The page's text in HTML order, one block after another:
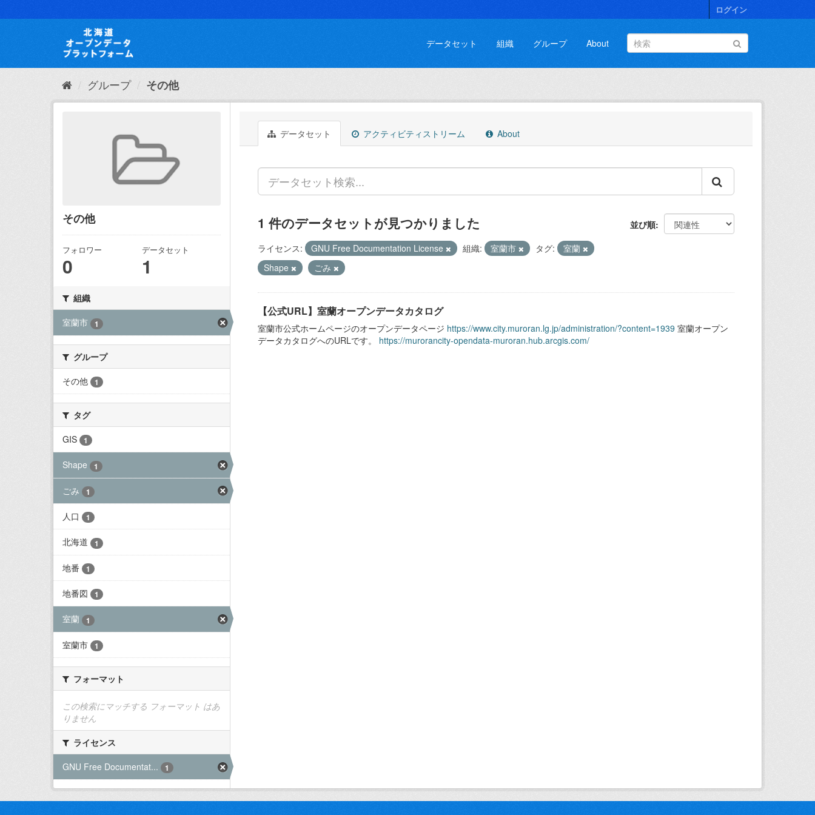
キ
て
ログイン
データセット 組織 グループ About
グループ その他
その他
フォロワー
0
データセット
1
組織
室蘭市
1
グループ
その他
1
タグ
GIS
1
Shape 1
ごみ 1
人口 1
北海道 1
地番 1
地番図 1
室蘭 1
室蘭市 1
フォーマット
この検索にマッチする フォーマット はあ
りません
ライセンス
GNU Free Documentat...
1
データセット アクティビティストリーム About
並び順
1 件のデータセットが見つかりました
ライセンス: GNU Free Documentation License 組織: 室蘭市 タグ:
室蘭
Shape
ごみ
【公式URL】室蘭オープンデータカタログ
室蘭市公式ホームページのオープンデータページ https://www.city.muroran.lg.jp/administration/?content=1939 室蘭オープン
データカタログへのURLです。 https://murorancity-opendata-muroran.hub.arcgis.com/